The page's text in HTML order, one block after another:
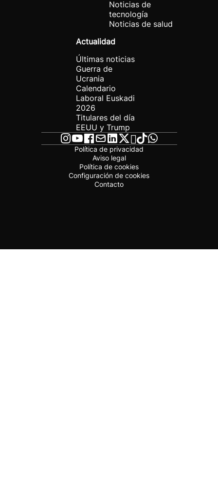
Noticias de
tecnología
Noticias de salud
Actualidad
Últimas noticias
Guerra de
Ucrania
Calendario
Laboral Euskadi
2026
Titulares del día
EEUU y Trump
Política de privacidad
Aviso legal
Política de cookies
Configuración de cookies
Contacto